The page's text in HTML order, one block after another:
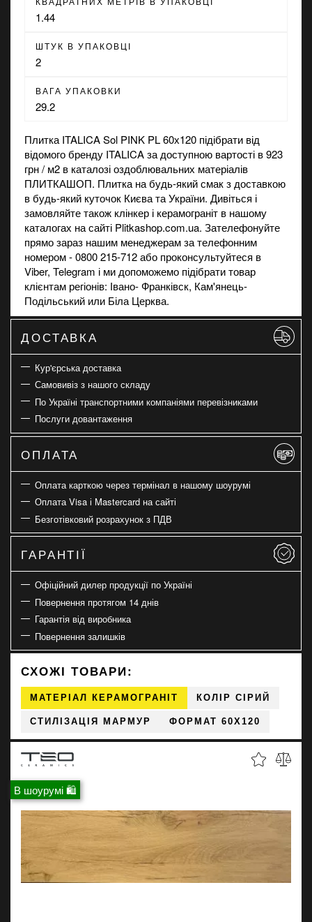
1.44
ШТУК В УПАКОВЦІ
2
ВАГА УПАКОВКИ
29.2
Плитка ITALICA Sol PINK PL 60х120 підібрати від
відомого бренду ITALICA за доступною вартості в 923
грн / м2 в каталозі оздоблювальних матеріалів
ПЛИТКАШОП. Плитка на будь-який смак з доставкою
в будь-який куточок Києва та України. Дивіться і
замовляйте також клінкер і керамограніт в нашому
каталогах на сайті Plitkashop.com.ua. Зателефонуйте
прямо зараз нашим менеджерам за телефонним
номером - 0800 215-712 або проконсультуйтеся в
Viber, Telegram і ми допоможемо підібрати товар
клієнтам регіонів: Івано- Франківск, Кам'янець-
Подільський или Біла Церква.
ДОСТАВКА
Кур'єрська доставка
Самовивіз з нашого складу
По Україні транспортними компаніями перевізниками
Послуги довантаження
ОПЛАТА
Оплата карткою через термінал в нашому шоурумі
Оплата Visa і Mastercard на сайті
Безготівковий розрахунок з ПДВ
ГАРАНТІЇ
Офіційний дилер продукції по Україні
Повернення протягом 14 днів
Гарантія від виробника
Повернення залишків
СХОЖІ ТОВАРИ:
МАТЕРІАЛ КЕРАМОГРАНІТ КОЛІР СІРИЙ
СТИЛІЗАЦІЯ МАРМУР ФОРМАТ 60X120
В шоурумі 🛍